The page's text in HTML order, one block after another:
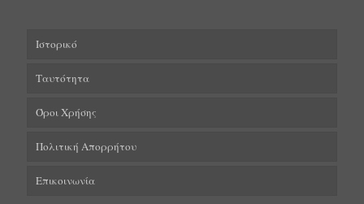
Ιστορικό
Ταυτότητα
Όροι Χρήσης
Πολιτική Απορρήτου
Επικοινωνία